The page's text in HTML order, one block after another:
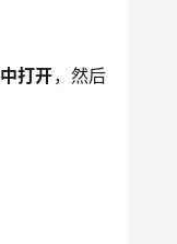
打开，然后